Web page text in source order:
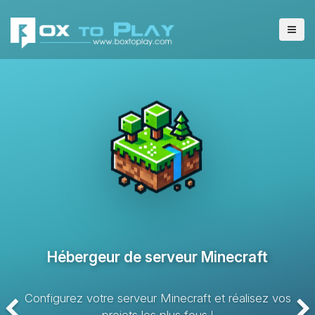
Hébergeur de serveur VPS
Solution d’hébergement avec des ressources dédiées